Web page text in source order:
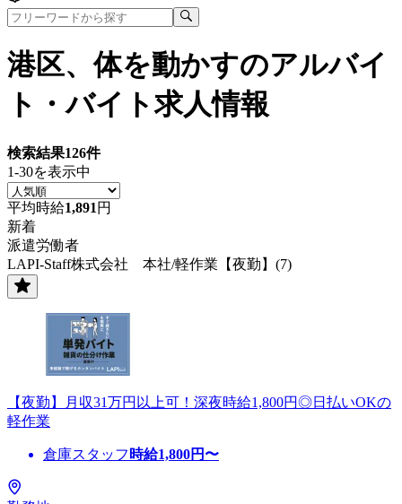
港区、体を動かすのアルバイ
ト・バイト求人情報
検索結果126件
1-30を表示中
平均時給1,891 円
新着
派遣労働者
LAPI-Staff株式会社 本社/軽作業【夜勤】(7)
【夜勤】月収31万円以上可！深夜時給1,800円◎日払いOKの
軽作業
倉庫スタッフ 時給1,800円〜